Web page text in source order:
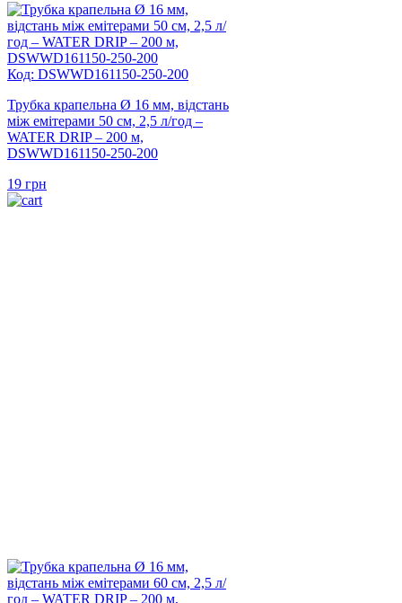
Код: DSWWD161150-250-200
Трубка крапельна Ø 16 мм, відстань
між емітерами 50 см, 2,5 л/год –
WATER DRIP – 200 м,
DSWWD161150-250-200
19 грн